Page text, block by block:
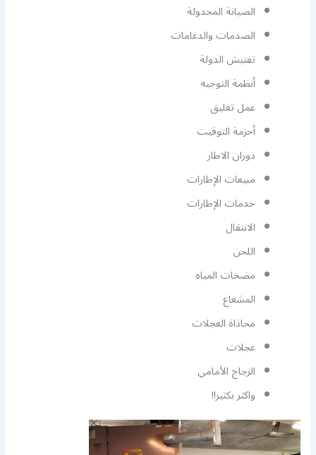
الصيانة المجدولة
الصدمات والدعامات
تفتيش الدولة
أنظمة التوجيه
عمل تعليق
أحزمة التوقيت
دوران الاطار
مبيعات الإطارات
خدمات الإطارات
الانتقال
اللحن
مضخات المياه
المشعاع
محاذاة العجلات
عجلات
الزجاج الأمامي
واكثر بكثير!!